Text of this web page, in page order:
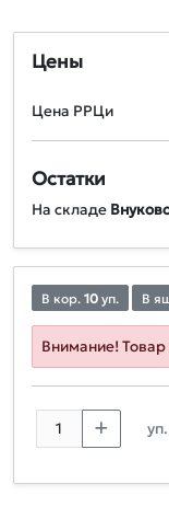
Цены
Цена РРЦи
Остатки
На складе
В кор. 10 уп. В
Внимание! Товар
уп.